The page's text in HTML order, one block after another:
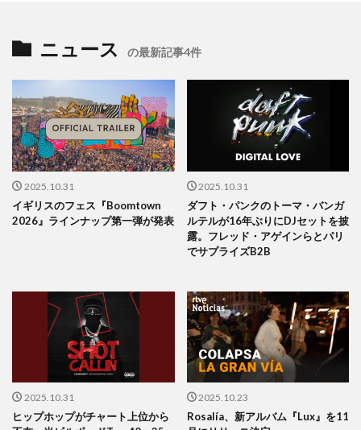
ニュース の最新記事4件
2025.10.31
イギリスのフェス『Boomtown
2026』ラインナップ第一弾が発表
2025.10.31
ダフト・パンクのトーマ・バンガ
ルテルが16年ぶりにDJセットを披
露。フレッド・アゲインらとパリ
でサプライズB2B
2025.10.31
ヒップホップがチャート上位から
2025.10.23
Rosalía、新アルバム『Lux』を11